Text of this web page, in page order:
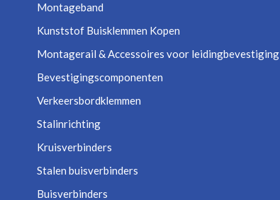
Montageband
Kunststof Buisklemmen Kopen
Montagerail & Accessoires voor leidingbevestiging
Bevestigingscomponenten
Verkeersbordklemmen
Stalinrichting
Kruisverbinders
Stalen buisverbinders
Buisverbinders